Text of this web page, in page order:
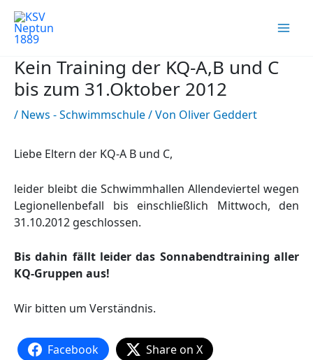
Zum
Inhalt
springen
Kein Training der KQ-A,B und C
bis zum 31.Oktober 2012
/ News - Schwimmschule/ Von Oliver Geddert
Liebe Eltern der KQ-A B und C,
leider bleibt die Schwimmhallen Allendeviertel wegen
Legionellenbefall bis einschließlich Mittwoch, den
31.10.2012 geschlossen.
Bis dahin fällt leider das Sonnabendtraining aller
KQ-Gruppen aus!
Wir bitten um Verständnis.
Facebook
Share on X